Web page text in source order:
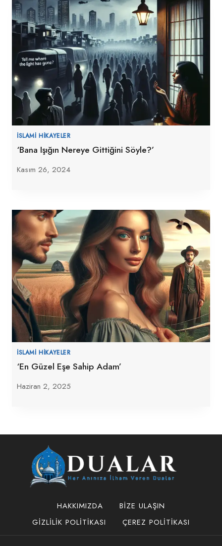
İSLAMI HIKAYELER
‘Bana Işığın Nereye Gittiğini Söyle?’
Kasım 26, 2024
İSLAMI HIKAYELER
‘En Güzel Eşe Sahip Adam’
Haziran 2, 2025
HAKKIMIZDA
BIZE ULAŞIN
GIZLILIK POLITIKASI
ÇEREZ POLITIKASI